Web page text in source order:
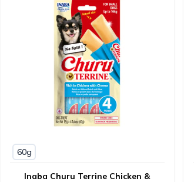
60g
Inaba Churu Terrine Chicken &